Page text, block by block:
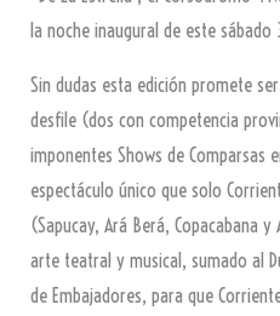
la noche inaugural de este sábado
Sin dudas esta edición promete
desfile (dos con competencia
imponentes Shows de Comparsas
espectáculo único que solo
(Sapucay, Ará Berá, Copacabana
arte teatral y musical, sumado al
de Embajadores, para que